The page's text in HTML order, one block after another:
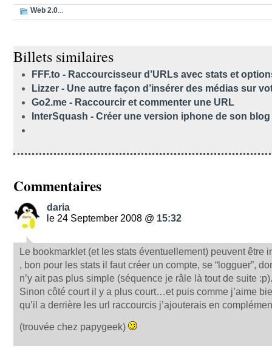
Web 2.0...
Billets similaires
FFF.to - Raccourcisseur d’URLs avec stats et
Lizzer - Une autre façon d’insérer des médias sur
Go2.me - Raccourcir et commenter une URL
InterSquash - Créer une version iphone de son blog
Commentaires
daria
le 24 September 2008 @ 15:32
Le bookmarklet (et les stats éventuellement) peuvent être
, bon pour les stats il faut créer un compte, se “logguer”,
n’y ait pas plus simple (séquence je râle là tout de suite :p).
Sinon côté court il y a plus court…et puis comme j’aime
qu’il a derrière les url raccourcis j’ajouterais en
(trouvée chez papygeek)